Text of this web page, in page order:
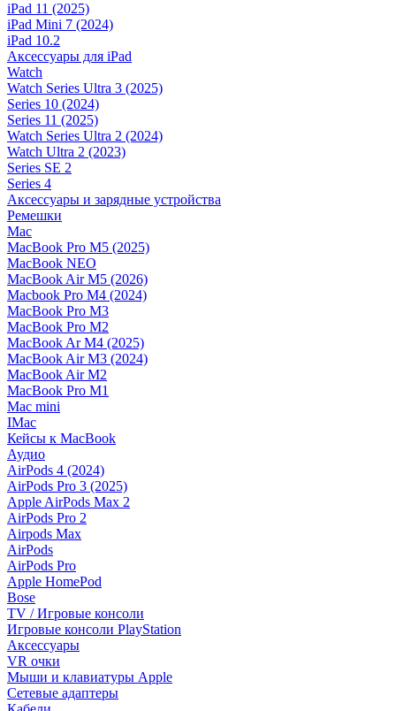
iPad 11 (2025)
iPad Mini 7 (2024)
iPad 10.2
Аксессуары для iPad
Watch
Watch Series Ultra 3 (2025)
Series 10 (2024)
Series 11 (2025)
Watch Series Ultra 2 (2024)
Watch Ultra 2 (2023)
Series SE 2
Series 4
Аксессуары и зарядные устройства
Ремешки
Mac
MacBook Pro M5 (2025)
MacBook NEO
MacBook Air M5 (2026)
Macbook Pro M4 (2024)
MacBook Pro M3
MacBook Pro M2
MacBook Ar M4 (2025)
MacBook Air M3 (2024)
MacBook Air M2
MacBook Pro M1
Mac mini
IMac
Кейсы к MacBook
Аудио
AirPods 4 (2024)
AirPods Pro 3 (2025)
Apple AirPods Max 2
AirPods Pro 2
Airpods Max
AirPods
AirPods Pro
Apple HomePod
Bose
TV / Игровые консоли
Игровые консоли PlayStation
Аксессуары
VR очки
Мыши и клавиатуры Apple
Сетевые адаптеры